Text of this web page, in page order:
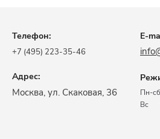
Телефон:
+7 (495) 223-35-46
E-
Адрес:
​Москва, ул. Скаковая, 36​
Пн-сб
Вс